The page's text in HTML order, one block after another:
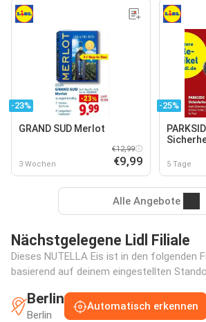
-23%
GRAND SUD Merlot
3 Wochen
€12,99
€9,99
-25%
5 Tage
Alle Angebote
Nächstgelegene Lidl Filiale
Dieses NUTELLA Eis ist in den folgenden
basierend auf deinem eingestellten
Berlin
Berlin
Automatisch erkennen